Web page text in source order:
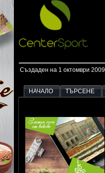
Създаден на 1 октомври 2009
НАЧАЛО ТЪРСЕНЕ